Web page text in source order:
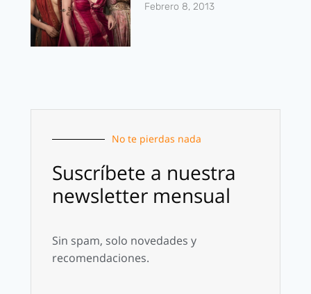
Febrero 8, 2013
No te pierdas nada
Suscríbete a nuestra
newsletter mensual
Sin spam, solo novedades y
recomendaciones.